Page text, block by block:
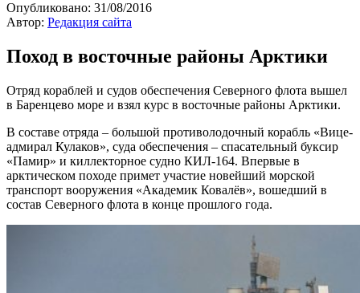
Опубликовано: 31/08/2016
Автор: Редакция сайта
Поход в восточные районы Арктики
Отряд кораблей и судов обеспечения Северного флота вышел
в Баренцево море и взял курс в восточные районы Арктики.
В составе отряда – большой противолодочный корабль «Вице-
адмирал Кулаков», суда обеспечения – спасательный буксир
«Памир» и киллекторное судно КИЛ-164. Впервые в
арктическом походе примет участие новейший морской
транспорт вооружения «Академик Ковалёв», вошедший в
состав Северного флота в конце прошлого года.